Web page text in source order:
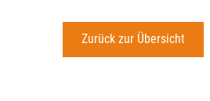
Zurück zur Übersicht